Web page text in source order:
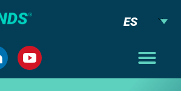
ES